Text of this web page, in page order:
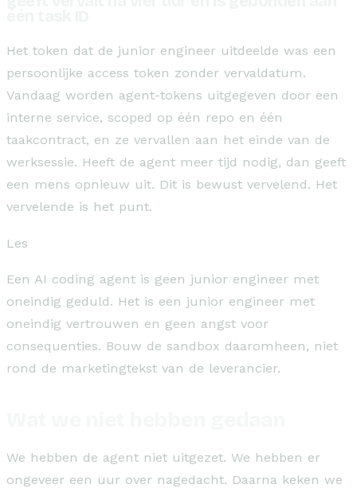
Het token dat de junior engineer uitdeelde was een
persoonlijke access token zonder vervaldatum.
Vandaag worden agent-tokens uitgegeven door een
interne service, scoped op één repo en één
taakcontract, en ze vervallen aan het einde van de
werksessie. Heeft de agent meer tijd nodig, dan geeft
een mens opnieuw uit. Dit is bewust vervelend. Het
vervelende is het punt.
Les
Een AI coding agent is geen junior engineer met
oneindig geduld. Het is een junior engineer met
oneindig vertrouwen en geen angst voor
consequenties. Bouw de sandbox daaromheen, niet
rond de marketingtekst van de leverancier.
We hebben de agent niet uitgezet. We hebben er
ongeveer een uur over nagedacht. Daarna keken we